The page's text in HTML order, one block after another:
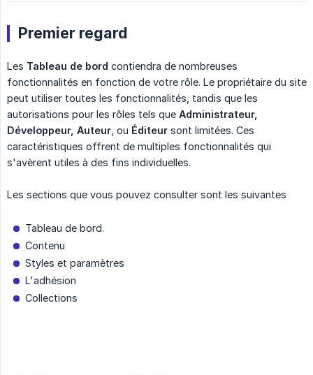
Premier regard
Les Tableau de bord contiendra de nombreuses
fonctionnalités en fonction de votre rôle. Le propriétaire du site
peut utiliser toutes les fonctionnalités, tandis que les
autorisations pour les rôles tels que Administrateur,
Développeur, Auteur , ou Éditeur sont limitées. Ces
caractéristiques offrent de multiples fonctionnalités qui
s'avèrent utiles à des fins individuelles.
Les sections que vous pouvez consulter sont les suivantes
Tableau de bord.
Contenu
Styles et paramètres
L'adhésion
Collections